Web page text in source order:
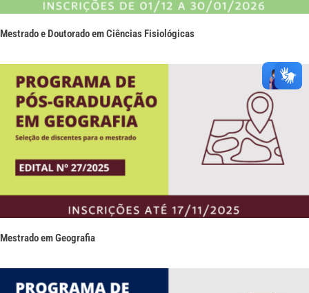
Mestrado e Doutorado em Ciências Fisiológicas
Mestrado em Geografia